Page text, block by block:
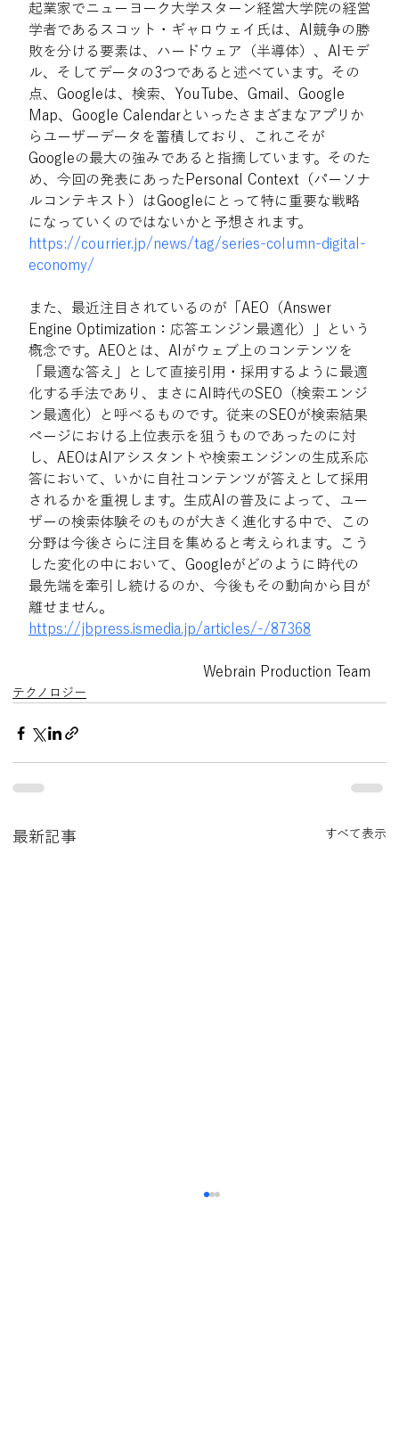
起業家でニューヨーク大学スターン経営大学院の経営
学者であるスコット・ギャロウェイ氏は、AI競争の勝
敗を分ける要素は、ハードウェア（半導体）、AIモデ
ル、そしてデータの3つであると述べています。その
点、Googleは、検索、YouTube、Gmail、Google
Map、Google Calendarといったさまざまなアプリか
らユーザーデータを蓄積しており、これこそが
Googleの最大の強みであると指摘しています。そのた
め、今回の発表にあったPersonal Context（パーソナ
ルコンテキスト）はGoogleにとって特に重要な戦略
になっていくのではないかと予想されます。
https://courrier.jp/news/tag/series-column-digital-
economy/
また、最近注目されているのが「AEO（Answer
Engine Optimization：応答エンジン最適化）」という
概念です。AEOとは、AIがウェブ上のコンテンツを
「最適な答え」として直接引用・採用するように最適
化する手法であり、まさにAI時代のSEO（検索エンジ
ン最適化）と呼べるものです。従来のSEOが検索結果
ページにおける上位表示を狙うものであったのに対
し、AEOはAIアシスタントや検索エンジンの生成系応
答において、いかに自社コンテンツが答えとして採用
されるかを重視します。生成AIの普及によって、ユー
ザーの検索体験そのものが大きく進化する中で、この
分野は今後さらに注目を集めると考えられます。こう
した変化の中において、Googleがどのように時代の
最先端を牽引し続けるのか、今後もその動向から目が
離せません。
https://jbpress.ismedia.jp/articles/-/87368
Webrain Production Team
テクノロジー
最新記事 すべて表示